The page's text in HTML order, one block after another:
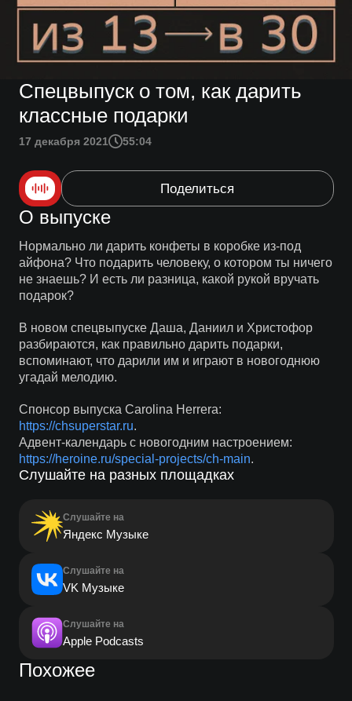
Спецвыпуск о том, как дарить
классные подарки
17 декабря 2021 55:04
Поделиться
О выпуске
Нормально ли дарить конфеты в коробке из-под
айфона? Что подарить человеку, о котором ты ничего
не знаешь? И есть ли разница, какой рукой вручать
подарок?
В новом спецвыпуске Даша, Даниил и Христофор
разбираются, как правильно дарить подарки,
вспоминают, что дарили им и играют в новогоднюю
угадай мелодию.
Спонсор выпуска Carolina Herrera:
https://chsuperstar.ru.
Адвент-календарь с новогодним настроением:
https://heroine.ru/special-projects/ch-main.
Слушайте на разных площадках
Слушайте на
Яндекс Музыке
Слушайте на
VK Музыке
Слушайте на
Apple Podcasts
Похожее